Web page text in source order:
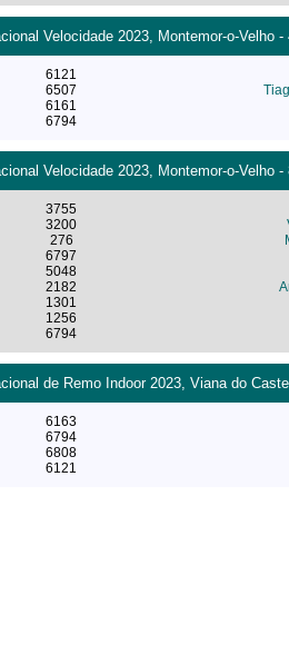
Velocidade 2023, Montemor-o-Velho
6121
6507
6161
6794
Velocidade 2023, Montemor-o-Velho
3755
3200
276
6797
5048
2182
1301
1256
6794
de Remo Indoor 2023, Viana do
6163
6794
6808
6121